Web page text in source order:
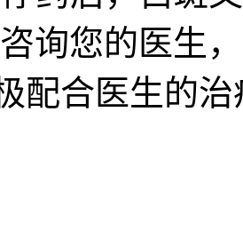
询您的医生
配合医生的